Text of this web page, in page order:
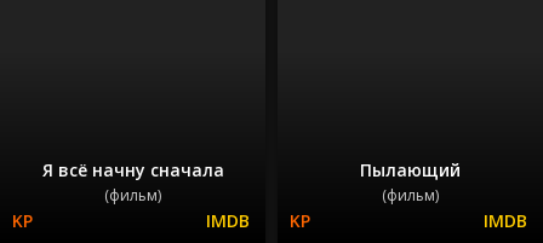
Я всё начну сначала
(фильм)
Пылающий
(фильм)